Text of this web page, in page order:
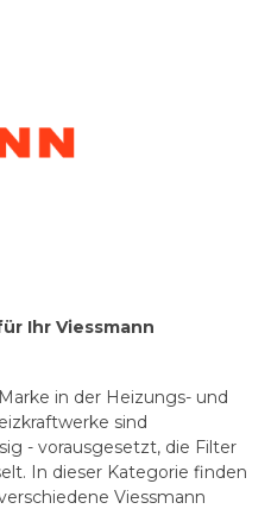
Ihr Viessmann
in der Heizungs- und
sind
- vorausgesetzt, die Filter
In dieser Kategorie finden
Viessmann